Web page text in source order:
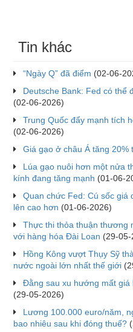
Tin khác
“Ngày Q” đã điểm (02-06-
Deutsche Bank: Fed có thể
(02-06-2026)
Trung Quốc đẩy mạnh tích
(02-06-2026)
Giá gạo ở châu Á tăng 20%
Lúa gạo nuôi hơn một nửa
kính đang tăng mạnh (01-06-
Quan chức Fed: Cú sốc giá
lên cao hơn (01-06-2026)
Thực thi thỏa thuận thương
với hàng hóa Đài Loan (29-05-
Hồng Kông vượt Thụy Sỹ
nước ngoài lớn nhất thế giới
Đằng sau xu hướng mất
(29-05-2026)
Lương 100.000 euro/năm,
bao nhiêu sau khi đóng thuế?